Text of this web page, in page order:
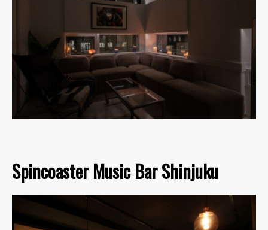
Spincoaster Music Bar Shinjuku